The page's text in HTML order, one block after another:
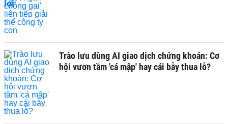
Trào lưu dùng AI giao dịch chứng khoán: Cơ
hội vươn tầm 'cá mập' hay cái bẫy thua lỗ?